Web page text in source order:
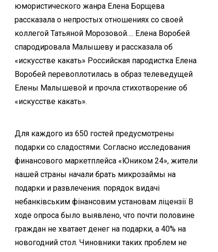
юмористического жанра Елена Борщева
рассказала о непростых отношениях со своей
коллегой Татьяной Морозовой…. Елена Воробей
спародировала Малышеву и рассказала об
«искусстве какать» Российская пародистка Елена
Воробей перевоплотилась в образ телеведущей
Елены Малышевой и прочла стихотворение об
«искусстве какать».
Для каждого из 650 гостей предусмотрены
подарки со сладостями. Согласно исследования
финансового маркетплейса «Юником 24», жители
нашей страны начали брать микрозаймы на
подарки и развлечения. порядок видачі
небанківським фінансовим установам ліцензії В
ходе опроса было выявлено, что почти половине
граждан не хватает денег на подарки, а 40% на
новогодний стол. Чиновники таких проблем не